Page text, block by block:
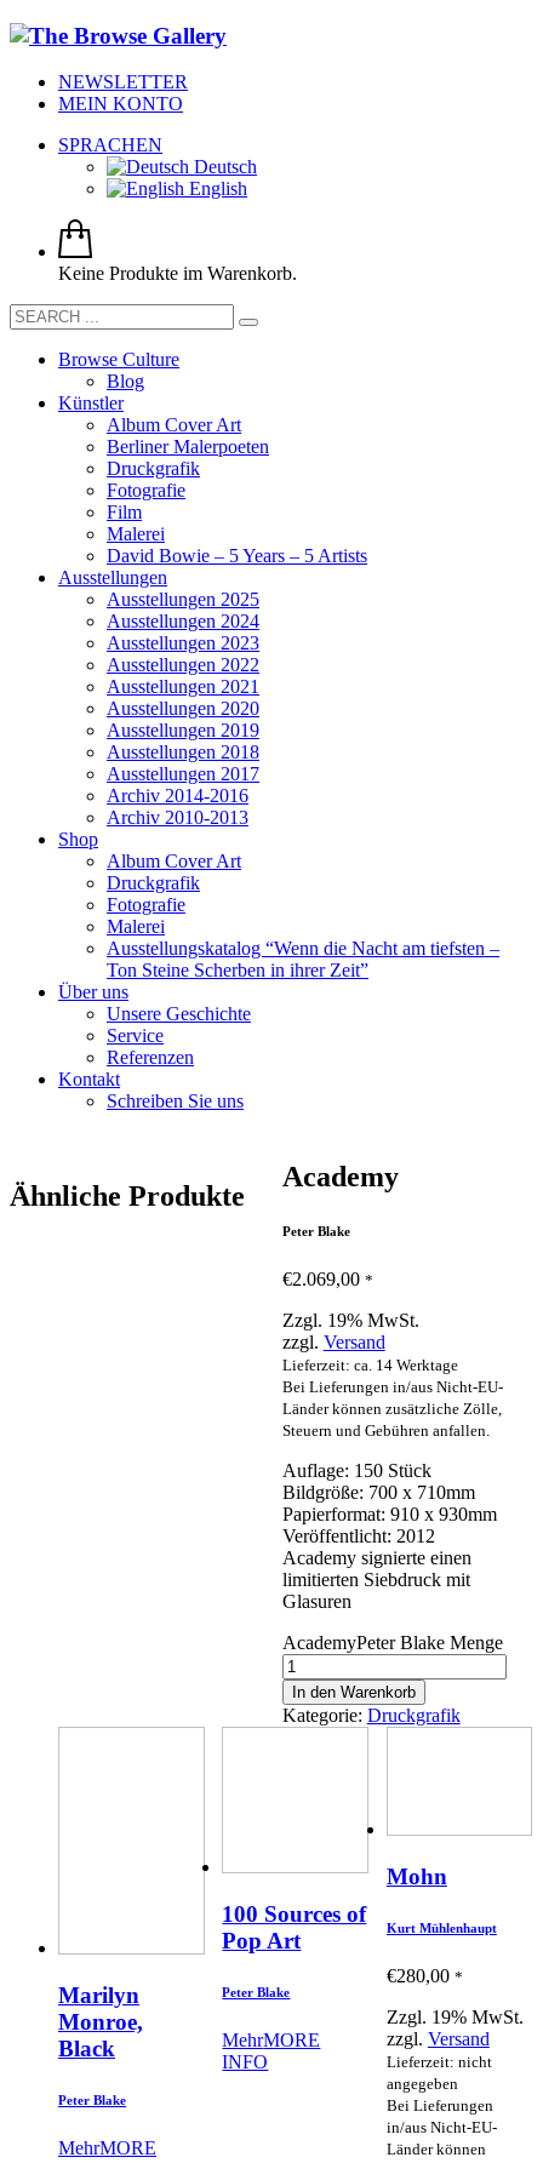
NEWSLETTER
MEIN KONTO
SPRACHEN
Deutsch
English
Keine Produkte im Warenkorb.
Browse Culture
Blog
Künstler
Album Cover Art
Berliner Malerpoeten
Druckgrafik
Fotografie
Film
Malerei
David Bowie – 5 Years – 5 Artists
Ausstellungen
Ausstellungen 2025
Ausstellungen 2024
Ausstellungen 2023
Ausstellungen 2022
Ausstellungen 2021
Ausstellungen 2020
Ausstellungen 2019
Ausstellungen 2018
Ausstellungen 2017
Archiv 2014-2016
Archiv 2010-2013
Shop
Album Cover Art
Druckgrafik
Fotografie
Malerei
Ausstellungskatalog “Wenn die Nacht am tiefsten –
Ton Steine Scherben in ihrer Zeit”
Über uns
Unsere Geschichte
Service
Referenzen
Kontakt
Schreiben Sie uns
Academy
Peter Blake
€2.069,00 *
Zzgl. 19% MwSt.
zzgl. Versand
Lieferzeit: ca. 14 Werktage
Bei Lieferungen in/aus Nicht-EU-
Länder können zusätzliche Zölle,
Steuern und Gebühren anfallen.
Auflage: 150 Stück
Bildgröße: 700 x 710mm
Papierformat: 910 x 930mm
Veröffentlicht: 2012
Academy signierte einen
limitierten Siebdruck mit
Glasuren
AcademyPeter Blake Menge
In den Warenkorb
Kategorie: Druckgrafik
Ähnliche Produkte
Marilyn
Monroe,
Black
Peter Blake
MehrMORE
100 Sources of
Pop Art
Peter Blake
MehrMORE
INFO
Mohn
Kurt Mühlenhaupt
€280,00 *
Zzgl. 19% MwSt.
zzgl. Versand
Lieferzeit: nicht
angegeben
Bei Lieferungen
in/aus Nicht-EU-
Länder können